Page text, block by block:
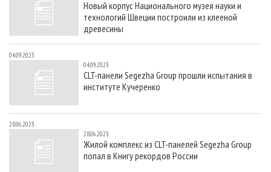
СУШКА ДРЕВЕСИНЫ
ПРОИЗВОДСТВО ДРЕВЕСНЫХ ПЛИТ
ДЕРЕВЯННОЕ ДОМОСТРОЕНИЕ
ПРОИЗВОДСТВО МЕБЕЛИ
БИОЭНЕРГЕТИКА
ЦБП
ИНСТРУМЕНТ И МАТЕРИАЛЫ
ПЕРСОНЫ
МОБИЛЬНЫЕ ВЫСТАВКИ
ПРИОРИТЕТНЫЕ ИНВЕСТПРОЕКТЫ
RUSSIAN FORESTRY REVIEW
ГАЗЕТА ЛЕСПРОМФОРУМ
БИБЛИОТЕКА СПЕЦИАЛИСТА
КОНТАКТЫ
РЕКЛАМА
РЕКЛАМА НА САЙТЕ
Новый корпус Национального музея науки и
технологий Швеции построили из клееной
древесины
04.09.2023
04.09.2023
CLT-панели Segezha Group прошли испытания в
институте Кучеренко
28.06.2023
28.06.2023
Жилой комплекс из CLT-панелей Segezha Group
попал в Книгу рекордов России